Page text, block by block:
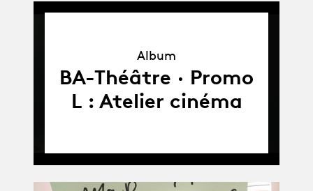
Album
BA-Théâtre · Promo
L : Atelier cinéma